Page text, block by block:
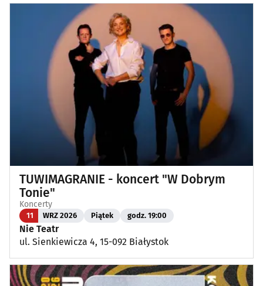
TUWIMAGRANIE - koncert "W Dobrym
Tonie"
Koncerty
11 WRZ 2026 Piątek godz. 19:00
Nie Teatr
ul. Sienkiewicza 4, 15-092 Białystok